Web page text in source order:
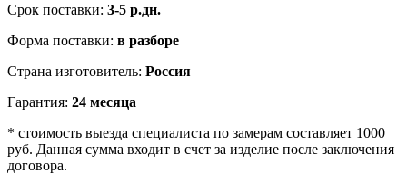
Срок поставки: 3-5 р.дн.
Форма поставки: в разборе
Страна изготовитель: Россия
Гарантия: 24 месяца
* стоимость выезда специалиста по замерам составляет 1000
руб. Данная сумма входит в счет за изделие после заключения
договора.